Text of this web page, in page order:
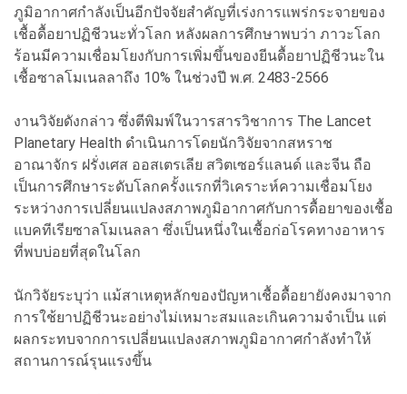
ภูมิอากาศกำลังเป็นอีกปัจจัยสำคัญที่เร่งการแพร่กระจายของ
เชื้อดื้อยาปฏิชีวนะทั่วโลก หลังผลการศึกษาพบว่า ภาวะโลก
ร้อนมีความเชื่อมโยงกับการเพิ่มขึ้นของยีนดื้อยาปฏิชีวนะใน
เชื้อซาลโมเนลลาถึง 10% ในช่วงปี พ.ศ. 2483-2566
งานวิจัยดังกล่าว ซึ่งตีพิมพ์ในวารสารวิชาการ The Lancet
Planetary Health ดำเนินการโดยนักวิจัยจากสหราช
อาณาจักร ฝรั่งเศส ออสเตรเลีย สวิตเซอร์แลนด์ และจีน ถือ
เป็นการศึกษาระดับโลกครั้งแรกที่วิเคราะห์ความเชื่อมโยง
ระหว่างการเปลี่ยนแปลงสภาพภูมิอากาศกับการดื้อยาของเชื้อ
แบคทีเรียซาลโมเนลลา ซึ่งเป็นหนึ่งในเชื้อก่อโรคทางอาหาร
ที่พบบ่อยที่สุดในโลก
นักวิจัยระบุว่า แม้สาเหตุหลักของปัญหาเชื้อดื้อยายังคงมาจาก
การใช้ยาปฏิชีวนะอย่างไม่เหมาะสมและเกินความจำเป็น แต่
ผลกระทบจากการเปลี่ยนแปลงสภาพภูมิอากาศกำลังทำให้
สถานการณ์รุนแรงขึ้น